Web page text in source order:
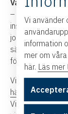
Vad vill du
– Till att börja
inspirerande att
jobbar så hårt
sättet.
för ett mer
Vill du veta mer
här.
Vill du läsa
Vi
information
mer om
här. Läs mer